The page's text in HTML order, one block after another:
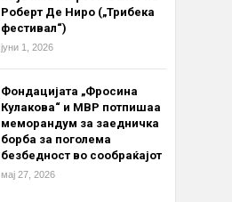
Роберт Де Ниро („Трибека
фестивал“)
јуни 1, 2026
Фондацијата „Фросина
Кулакова“ и МВР потпишаа
меморандум за заедничка
борба за поголема
безбедност во сообраќајот
мај 27, 2026